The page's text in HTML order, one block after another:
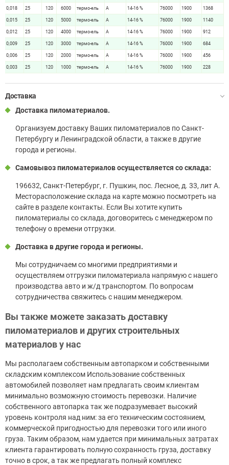
0,018 25 120 6000 термо-ель А 14-16 % 76000 1900 1368
0,015 25 120 5000 термо-ель А 14-16 % 76000 1900 1140
0,012 25 120 4000 термо-ель А 14-16 % 76000 1900 912
0,009 25 120 3000 термо-ель А 14-16 % 76000 1900 684
0,006 25 120 2000 термо-ель А 14-16 % 76000 1900 456
0,003 25 120 1000 термо-ель А 14-16 % 76000 1900 228
Доставка
Доставка пиломатериалов.
Организуем доставку Ваших пиломатериалов по Санкт-
Петербургу и Ленинградской области, а также в другие
города и регионы.
Самовывоз пиломатериалов осуществляется со склада:
196632, Санкт-Петербург, г. Пушкин, пос. Лесное, д. 33, лит А.
Месторасположение склада на карте можно посмотреть на
сайте в разделе контакты. Если Вы хотите купить
пиломатериалы со склада, договоритесь с менеджером по
телефону о времени отгрузки.
Доставка в другие города и регионы.
Мы сотрудничаем со многими предприятиями и
осуществляем отгрузки пиломатериала напрямую с нашего
производства авто и ж/д транспортом. По вопросам
сотрудничества свяжитесь с нашим менеджером.
Вы также можете заказать доставку
пиломатериалов и других строительных
материалов у нас
Мы располагаем собственным автопарком и собственными
складским комплексом Использование собственных
автомобилей позволяет нам предлагать своим клиентам
минимально возможную стоимость перевозки. Наличие
собственного автопарка так же подразумевает высокий
уровень контроля над ним: за его техническим состоянием,
коммерческой пригодностью для перевозки того или иного
груза. Таким образом, нам удается при минимальных затратах
клиента гарантировать полную сохранность груза, доставку
точно в срок, а так же предлагать полный комплекс